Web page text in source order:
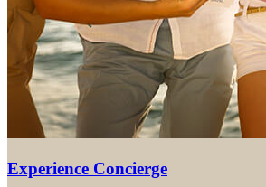
Experience Concierge